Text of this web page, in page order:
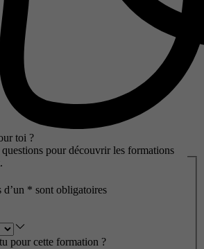
toi ?
pour découvrir les formations
d’un * sont obligatoires
pour cette formation ?